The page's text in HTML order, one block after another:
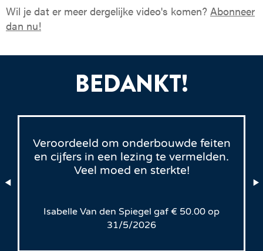
Wil je dat er meer dergelijke video's komen? Abonneer
dan nu!
BEDANKT!
Veroordeeld om onderbouwde feiten
en cijfers in een lezing te vermelden.
Veel moed en sterkte!
Isabelle Van den Spiegel gaf € 50.00 op
31/5/2026